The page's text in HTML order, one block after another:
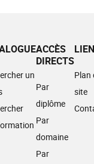
un
ACCÈS
DIRECTS
Par
diplôme
Par
domaine
Par
Plan
site